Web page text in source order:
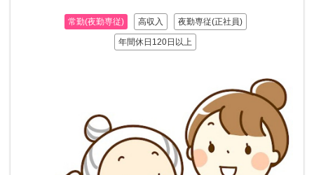
常勤(夜勤専従) 高収入 夜勤専従(正社員)
年間休日120日以上